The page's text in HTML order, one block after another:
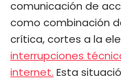
comunicación de
como combinación
crítica, cortes a la
interrupciones
internet. Esta